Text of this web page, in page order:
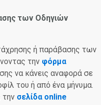
των Οδηγιών
ή παράβασης των
την φόρμα
να κάνεις αναφορά σε
του ή από ένα μήνυμα.
την σελίδα online